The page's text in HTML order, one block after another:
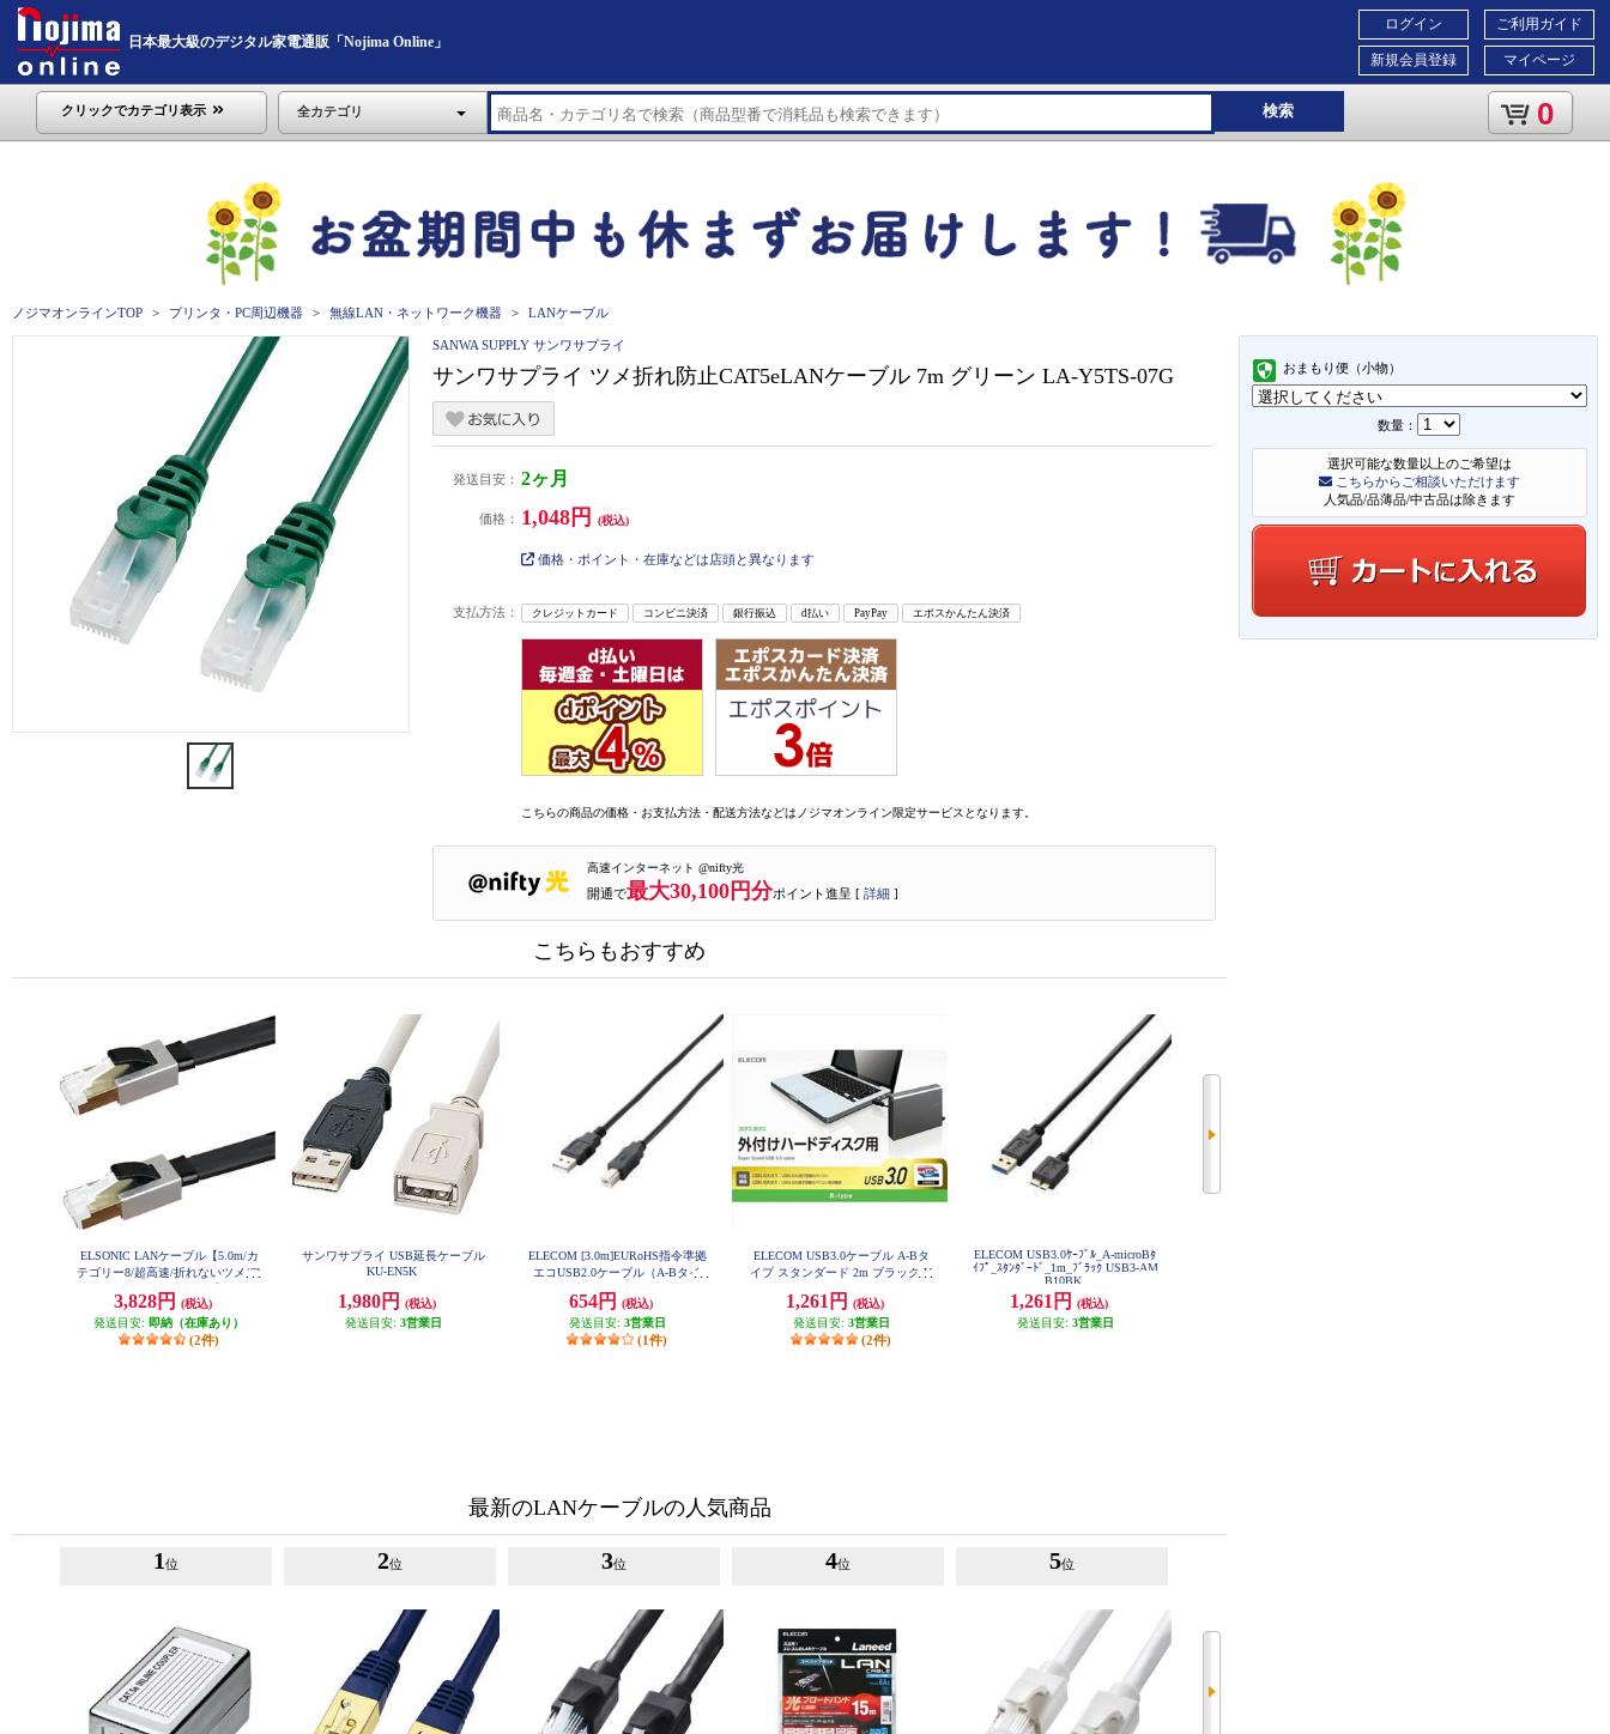
日本最大級のデジタル家電通販「Nojima Online」
ご利用ガイド
マイページ
ログイン
新規会員登録
クリックでカテゴリ表示 全カテゴリ 検索 0
ノジマオンラインTOP プリンタ・PC周辺機器 無線LAN・ネットワーク機器 LANケーブル
おまもり便（小物）
数量：
選択可能な数量以上のご希望は
こちらからご相談いただけます
人気品/品薄品/中古品は除きます
SANWA SUPPLY サンワサプライ
サンワサプライ ツメ折れ防止CAT5eLANケーブル 7m グリーン LA-Y5TS-07G
発送目安： 2ヶ月
価格： 1,048円 (税込)
価格・ポイント・在庫などは店頭と異なります
支払方法： クレジットカード コンビニ決済 銀行振込 d払い PayPay エポスかんたん決済
こちらの商品の価格・お支払方法・配送方法などはノジマオンライン限定サービスとなります。
高速インターネット @nifty光
開通で最大30,100円分ポイント進呈 [ 詳細 ]
こちらもおすすめ
ELSONIC LANケーブル【5.0m/カ
テゴリー8/超高速/折れないツメ/フ
NF050CAT8
3,828円
(税込)
発送目安: 即納（在庫あり）
(2件)
サンワサプライ USB延長ケーブル
KU-EN5K
1,980円
(税込)
発送目安: 3営業日
ELECOM [3.0m]EURoHS指令準拠
エコUSB2.0ケーブル（A-Bタイ
654円
(税込)
発送目安: 3営業日
(1件)
ELECOM USB3.0ケーブル A-Bタ
イプ スタンダード 2m ブラック U
1,261円
(税込)
発送目安: 3営業日
(2件)
ELECOM USB3.0ｹｰﾌﾞﾙ_A-microBﾀ
ｲﾌﾟ_ｽﾀﾝﾀﾞｰﾄﾞ_1m_ﾌﾞﾗｯｸ USB3-AM
B10BK
1,261円
(税込)
発送目安: 3営業日
最新のLANケーブルの人気商品
1 位 2位 3位 4位 5位